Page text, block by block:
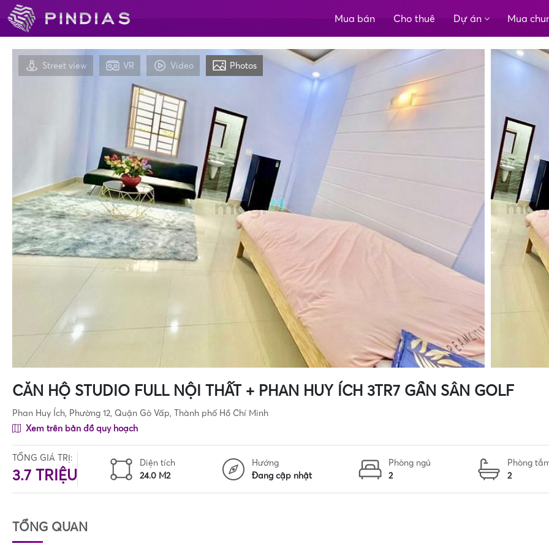
Mua bán Cho thuê Dự án Mua
Street view VR Video Photos
CĂN HỘ STUDIO FULL NỘI THẤT + PHAN HUY ÍCH 3TR7 GẦN SÂN GOLF
Phan Huy Ích, Phường 12, Quận Gò Vấp, Thành phố Hồ Chí Minh
Xem trên bản đồ quy hoạch
TỔNG GIÁ TRỊ:
3.7 TRIỆU
Diện tích
24.0 M2
Hướng
Đang cập nhật
Phòng ngủ
2
Phòng
2
TỔNG QUAN